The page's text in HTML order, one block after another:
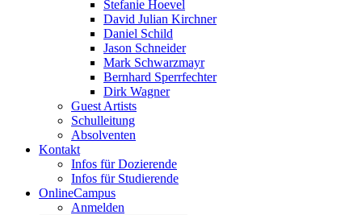
Stefanie Hoevel
David Julian Kirchner
Daniel Schild
Jason Schneider
Mark Schwarzmayr
Bernhard Sperrfechter
Dirk Wagner
Guest Artists
Schulleitung
Absolventen
Kontakt
Infos für Dozierende
Infos für Studierende
OnlineCampus
Anmelden